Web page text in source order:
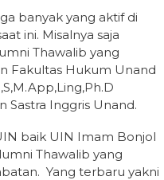
banyak yang aktif di
ini. Misalnya saja
Thawalib yang
Fakultas Hukum Unand
Sastra Inggris Unand.
baik UIN Imam Bonjol
Thawalib yang
Yang terbaru yakni